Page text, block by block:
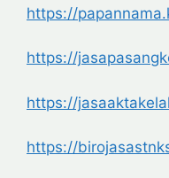
https://
https://
https://
https://